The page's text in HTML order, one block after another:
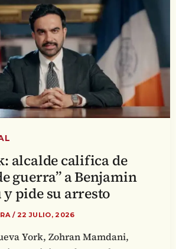
alcalde califica de
guerra” a Benjamin
pide su arresto
/ 22 JULIO, 2026
York, Zohran Mamdani,